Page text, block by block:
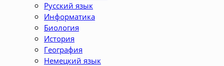
Русский язык
Информатика
Биология
История
География
Немецкий язык